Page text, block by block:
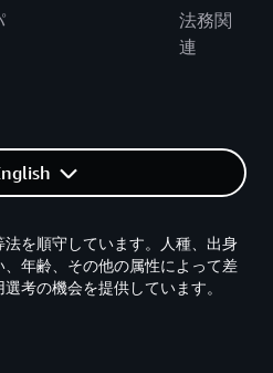
法務関
連
を順守しています。人種、出身
年齢、その他の属性によって差
考の機会を提供しています。